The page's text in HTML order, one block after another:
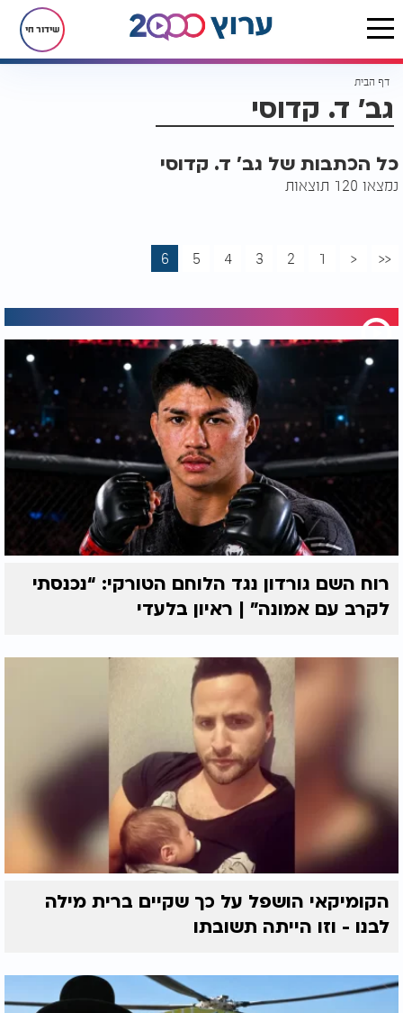
שידור חי
דף הבית
גב' ד. קדוסי
כל הכתבות של גב' ד. קדוסי
נמצאו 120 תוצאות
<<
<
1
2
3
4
5
6
רוח השם גורדון נגד הלוחם הטורקי: “נכנסתי
לקרב עם אמונה” | ראיון בלעדי
הקומיקאי הושפל על כך שקיים ברית מילה
לבנו - וזו הייתה תשובתו